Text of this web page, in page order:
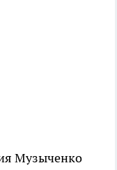
Музыченко